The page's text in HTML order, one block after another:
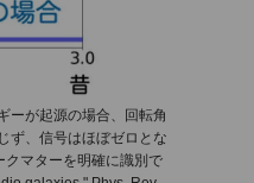
ーが起源の場合、回転角
ず、信号はほぼゼロとな
クマターを明確に識別で